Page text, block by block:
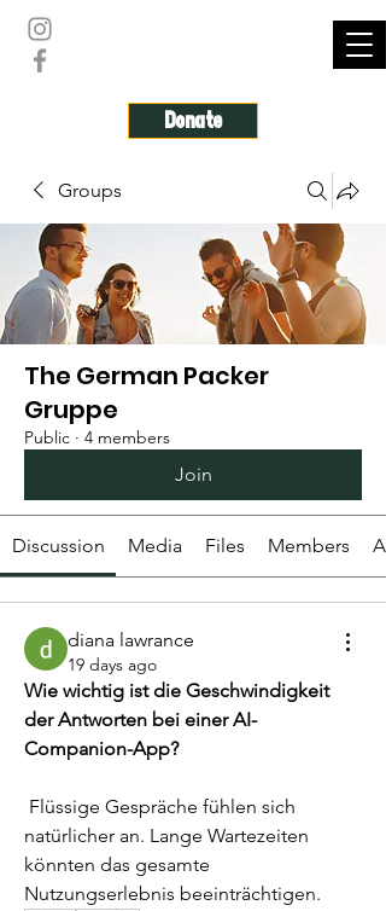
Donate
Groups
The German Packer
Gruppe
Public · 4 members
Join
Discussion Media Files Members
diana lawrance
19 days ago
Wie wichtig ist die Geschwindigkeit
der Antworten bei einer AI-
Companion-App?
natürlicher an. Lange Wartezeiten
könnten das gesamte
Nutzungserlebnis beeinträchtigen.